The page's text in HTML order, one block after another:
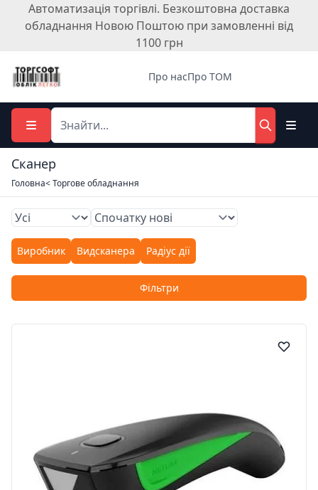
Автоматизація торгівлі. Безкоштовна доставка
обладнання Новою Поштою при замовленні від
1100 грн
Про насПро ТОМ
Сканер
Головна< Торгове обладнання
Виробник Видсканера Радіус дії
Фільтри